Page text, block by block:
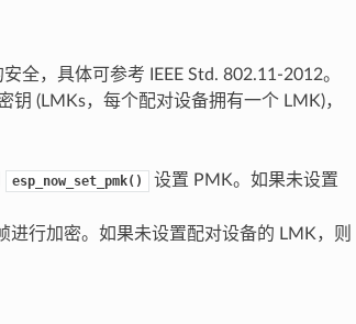
全，具体可参考 IEEE Std. 802.11-2012。
(LMKs，每个配对设备拥有一个 LMK)，
esp_now_set_pmk()
设置 PMK。如果未设置
进行加密。如果未设置配对设备的 LMK，则